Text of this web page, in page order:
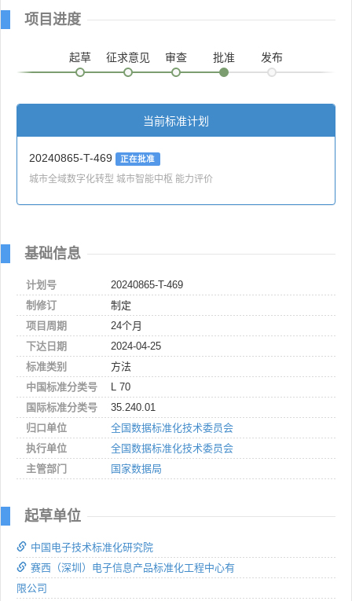
项目进度
起草 征求意见 审查 批准 发布
当前标准计划
20240865-T-469 正在批准
城市全域数字化转型 城市智能中枢 能力评价
基础信息
计划号
20240865-T-469
制修订
制定
项目周期
24个月
下达日期
2024-04-25
标准类别
方法
中国标准分类号
L 70
国际标准分类号
35.240.01
归口单位
全国数据标准化技术委员会
执行单位
全国数据标准化技术委员会
主管部门
国家数据局
起草单位
中国电子技术标准化研究院
赛西（深圳）电子信息产品标准化工程中心有
限公司